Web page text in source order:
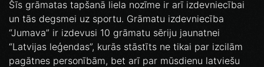
Šīs grāmatas tapšanā liela nozīme ir arī izdevniecībai
un tās degsmei uz sportu. Grāmatu izdevniecība
“Jumava” ir izdevusi 10 grāmatu sēriju jaunatnei
“Latvijas leģendas”, kurās stāstīts ne tikai par izcilām
pagātnes personībām, bet arī par mūsdienu latviešu